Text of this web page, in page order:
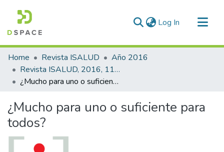
Log In (current)
Communities & Collections
All of DSpace
Statistics
Home Revista ISALUD
Año 2016
Revista ISALUD, 2016, 11(53)
¿Mucho para uno o suficiente para todos?
¿Mucho para uno o suficiente para
todos?